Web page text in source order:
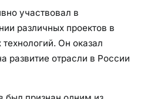
участвовал в
различных проектов в
Он оказал
развитие отрасли в России